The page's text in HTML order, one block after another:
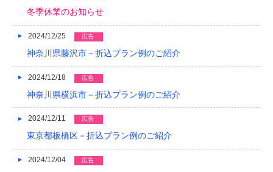
2013/06
2013/05
2013/04
2013/03
2013/02
冬季休業のお知らせ
2024/12/25 広告
神奈川県藤沢市－折込プラン例のご紹介
2024/12/18 広告
神奈川県横浜市－折込プラン例のご紹介
2024/12/11 広告
東京都板橋区－折込プラン例のご紹介
2024/12/04 広告